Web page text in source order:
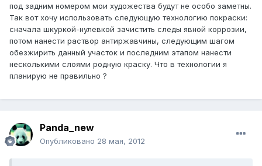
под задним номером мои художества будут не особо заметны.
Так вот хочу использовать следующую технологию покраски:
сначала шкуркой-нулевкой зачистить следы явной коррозии,
потом нанести раствор антиржавчины, следующим шагом
обезжирить данный участок и последним этапом нанести
несколькими слоями родную краску. Что в технологии я
планирую не правильно ?
Panda_new
Опубликовано 28 мая, 2012